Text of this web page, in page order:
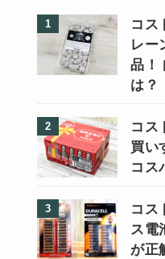
コス
レー
品！
は？
コス
買い
コス
コス
ス電
が正